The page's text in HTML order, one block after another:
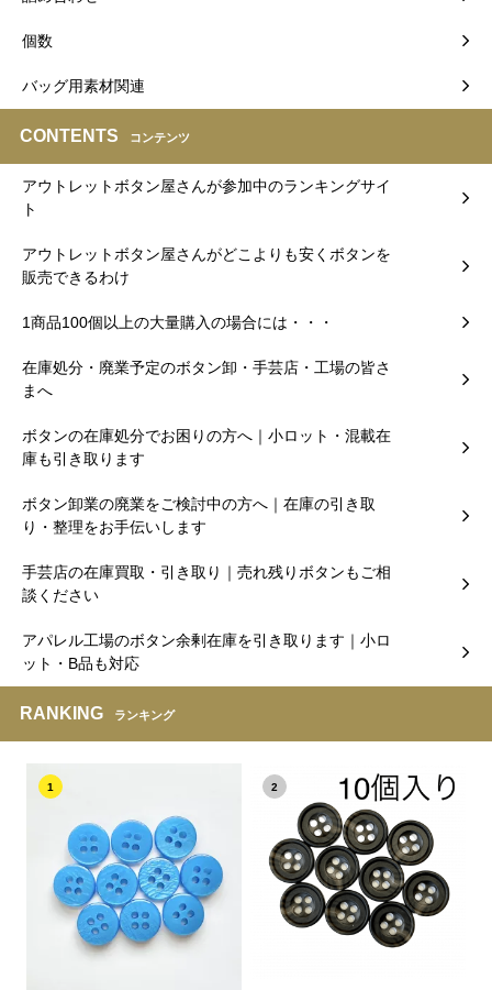
個数
バッグ用素材関連
CONTENTS コンテンツ
アウトレットボタン屋さんが参加中のランキングサイ
ト
アウトレットボタン屋さんがどこよりも安くボタンを
販売できるわけ
1商品100個以上の大量購入の場合には・・・
在庫処分・廃業予定のボタン卸・手芸店・工場の皆さ
まへ
ボタンの在庫処分でお困りの方へ｜小ロット・混載在
庫も引き取ります
ボタン卸業の廃業をご検討中の方へ｜在庫の引き取
り・整理をお手伝いします
手芸店の在庫買取・引き取り｜売れ残りボタンもご相
談ください
アパレル工場のボタン余剰在庫を引き取ります｜小ロ
ット・B品も対応
RANKING ランキング
1 2